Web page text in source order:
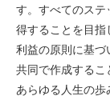
す。すべてのス
得することを目
利益の原則に基
共同で作成するこ
あらゆる人生の